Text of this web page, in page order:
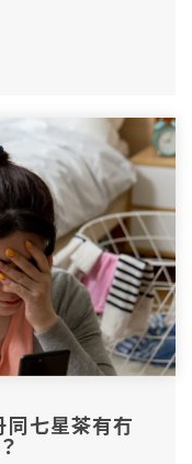
七星茶有冇